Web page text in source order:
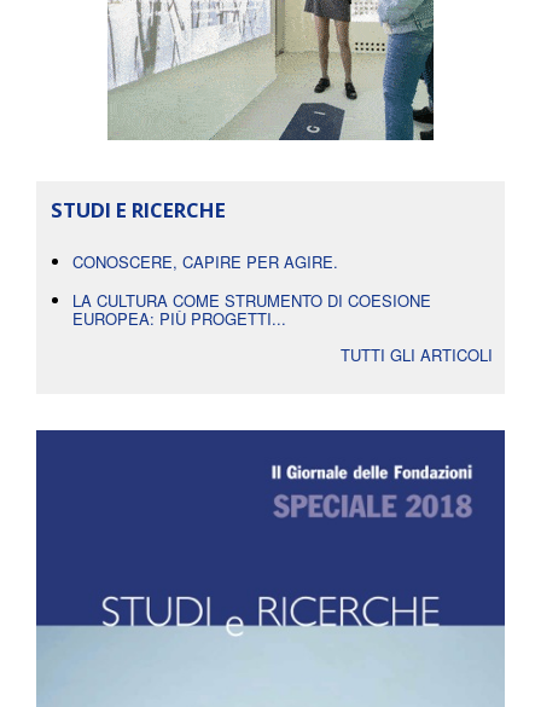
STUDI E RICERCHE
CONOSCERE, CAPIRE PER AGIRE.
LA CULTURA COME STRUMENTO DI COESIONE
EUROPEA: PIÙ PROGETTI...
TUTTI GLI ARTICOLI